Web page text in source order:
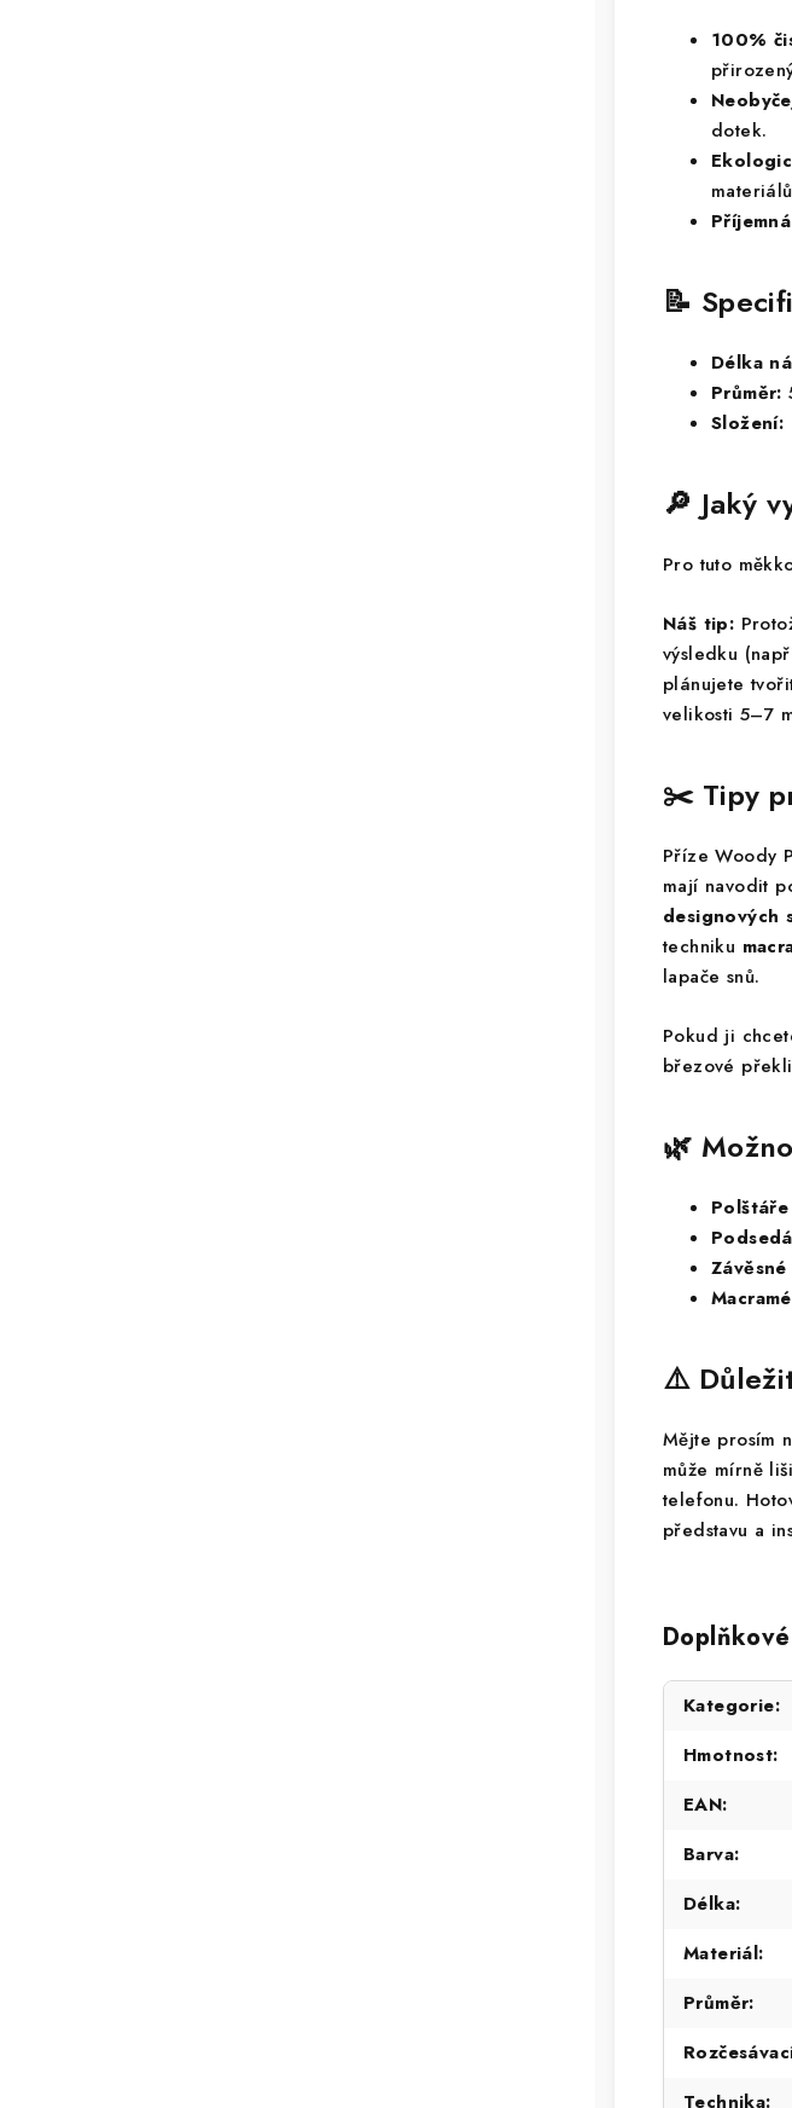
100%
dotek.
📝
Délka
Průměr:
Složení:
🔎 Jaký
Pro tuto
Náš tip:
výsledku
plánujete
velikosti 5–7
✂️ Tipy
Příze Woody
mají navodit
designových
techniku
lapače snů.
Pokud ji
březové
🌿
⚠️
Mějte prosím
může mírně
telefonu.
představu a
Kategorie:
Hmotnost:
EAN:
Barva:
Délka:
Materiál:
Průměr:
Technika: